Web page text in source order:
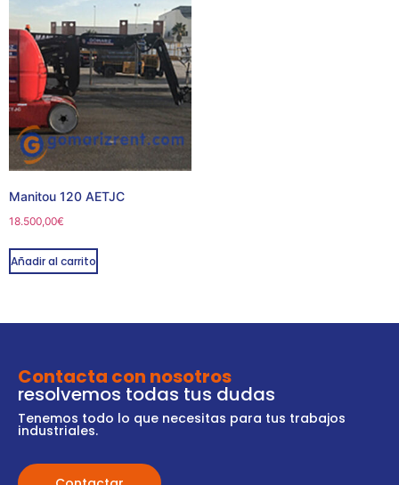
Manitou 120 AETJC
18.500,00€
Añadir al carrito
Contacta con nosotros
resolvemos todas tus dudas
Tenemos todo lo que necesitas para tus trabajos
industriales.